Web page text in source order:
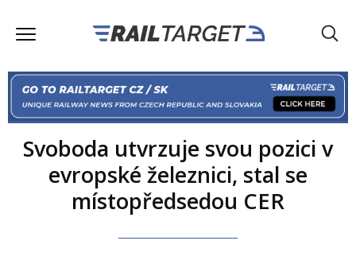
Svoboda utvrzuje svou pozici v
evropské železnici, stal se
místopředsedou CER